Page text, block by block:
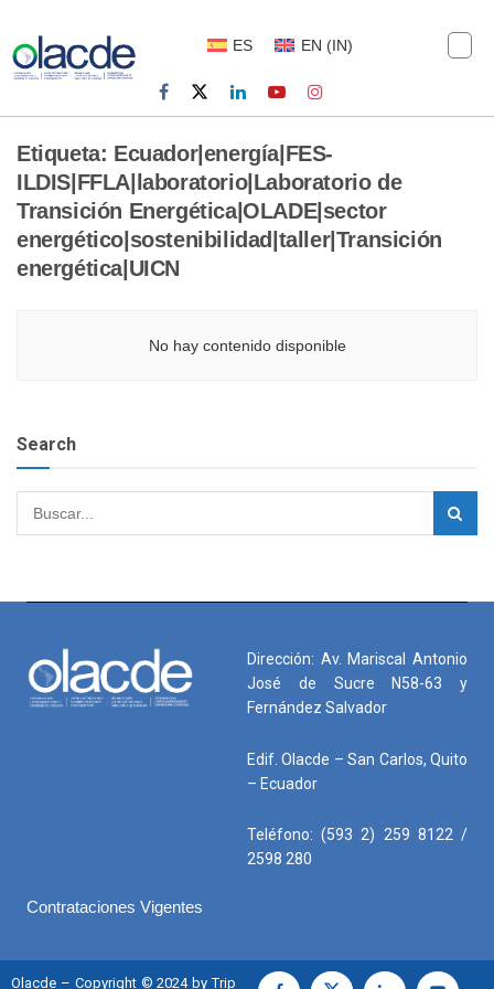
ES EN (IN)
Etiqueta: Ecuador|energía|FES-
ILDIS|FFLA|laboratorio|Laboratorio de
Transición Energética|OLADE|sector
energético|sostenibilidad|taller|Transición
energética|UICN
No hay contenido disponible
Search
Dirección: Av. Mariscal Antonio
José de Sucre N58-63 y
Fernández Salvador
Edif. Olacde – San Carlos, Quito
– Ecuador
Teléfono: (593 2) 259 8122 /
2598 280
Contrataciones Vigentes
Olacde – Copyright © 2024 by Trip